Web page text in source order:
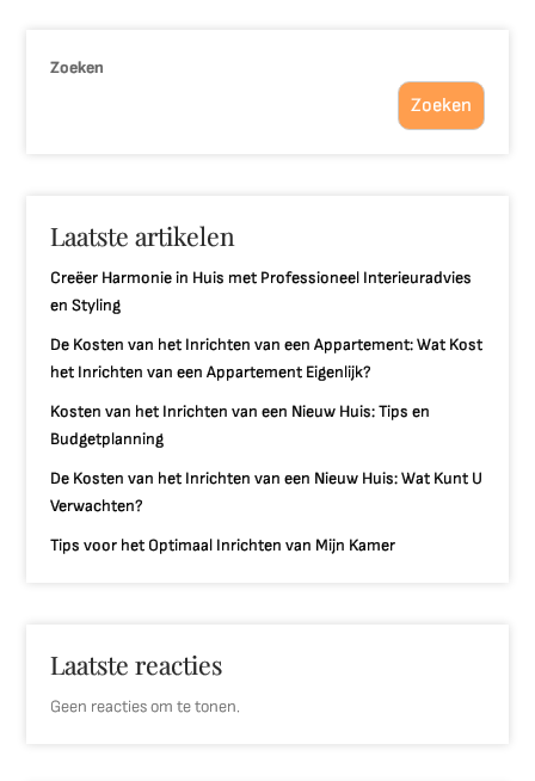
Zoeken
Zoeken
Laatste artikelen
Creëer Harmonie in Huis met Professioneel Interieuradvies
en Styling
De Kosten van het Inrichten van een Appartement: Wat Kost
het Inrichten van een Appartement Eigenlijk?
Kosten van het Inrichten van een Nieuw Huis: Tips en
Budgetplanning
De Kosten van het Inrichten van een Nieuw Huis: Wat Kunt U
Verwachten?
Tips voor het Optimaal Inrichten van Mijn Kamer
Laatste reacties
Geen reacties om te tonen.